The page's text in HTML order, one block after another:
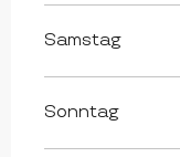
Samstag
Sonntag